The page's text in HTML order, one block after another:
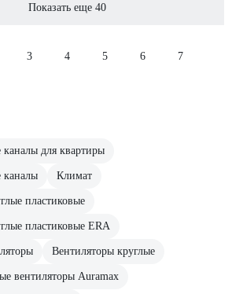
Показать еще 40
3 4 5 6 7
для квартиры
каналы Климат
пластиковые
пластиковые ERA
Вентиляторы круглые
вентиляторы Auramax